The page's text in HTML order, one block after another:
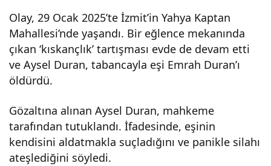
Olay, 29 Ocak 2025’te İzmit’in Yahya Kaptan
Mahallesi’nde yaşandı. Bir eğlence mekanında
çıkan ‘kıskançlık’ tartışması evde de devam etti
ve Aysel Duran, tabancayla eşi Emrah Duran’ı
öldürdü.
Gözaltına alınan Aysel Duran, mahkeme
tarafından tutuklandı. İfadesinde, eşinin
kendisini aldatmakla suçladığını ve panikle silahı
ateşlediğini söyledi.
ığını
sav
yor:
“On